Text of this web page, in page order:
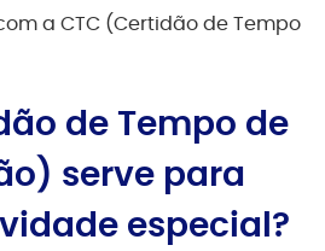
a CTC (Certidão de Tempo
de Tempo de
serve para
especial?